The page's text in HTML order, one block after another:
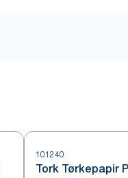
101240
Tork Tørkepapir